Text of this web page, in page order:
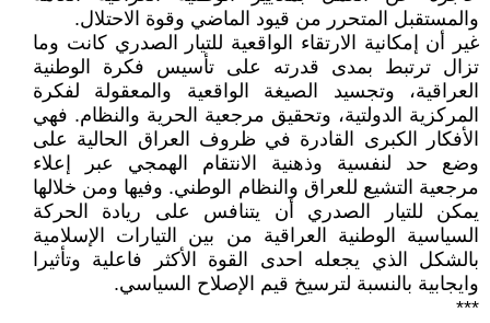
والمستقبل المتحرر من قيود الماضي وقوة الاحتلال.
غير أن إمكانية الارتقاء الواقعية للتيار الصدري كانت وما
تزال ترتبط بمدى قدرته على تأسيس فكرة الوطنية
العراقية، وتجسيد الصيغة الواقعية والمعقولة لفكرة
المركزية الدولتية، وتحقيق مرجعية الحرية والنظام. فهي
الأفكار الكبرى القادرة في ظروف العراق الحالية على
وضع حد لنفسية وذهنية الانتقام الهمجي عبر إعلاء
مرجعية التشيع للعراق والنظام الوطني. وفيها ومن خلالها
يمكن للتيار الصدري أن يتنافس على ريادة الحركة
السياسية الوطنية العراقية من بين التيارات الإسلامية
بالشكل الذي يجعله احدى القوة الأكثر فاعلية وتأثيرا
وايجابية بالنسبة لترسيخ قيم الإصلاح السياسي.
***